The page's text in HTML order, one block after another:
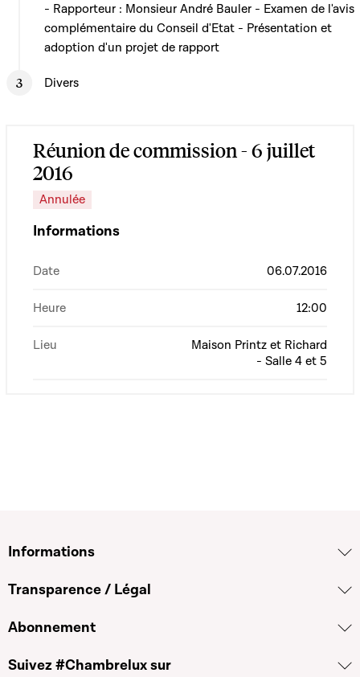
- Rapporteur : Monsieur André Bauler - Examen de l'avis
complémentaire du Conseil d'Etat - Présentation et
adoption d'un projet de rapport
Divers
Réunion de commission - 6 juillet
2016
Annulée
Informations
Date 06.07.2016
Heure 12:00
Lieu
Maison Printz et Richard
- Salle 4 et 5
Informations
Transparence / Légal
Abonnement
Suivez #Chambrelux sur